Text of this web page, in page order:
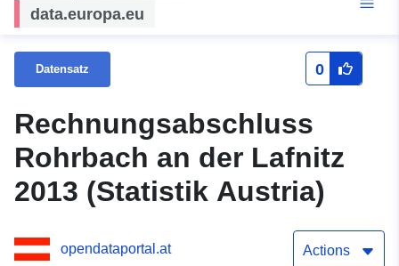
data.europa.eu
Datensatz 0
Rechnungsabschluss
Rohrbach an der Lafnitz
2013 (Statistik Austria)
opendataportal.at Actions